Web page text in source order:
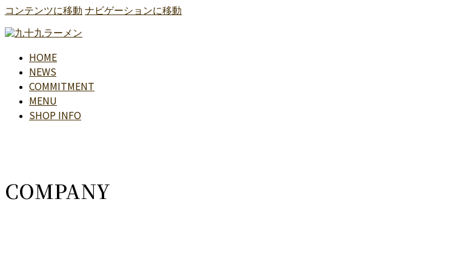
コンテンツに移動 ナビゲーションに移動
HOME
NEWS
COMMITMENT
MENU
SHOP INFO
COMPANY